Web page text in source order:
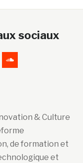
sociaux
& Culture
de formation et
et